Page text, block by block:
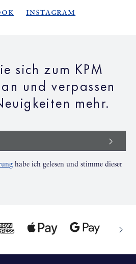
Instagram
sich zum KPM
und verpassen
mehr.
habe ich gelesen und stimme dieser